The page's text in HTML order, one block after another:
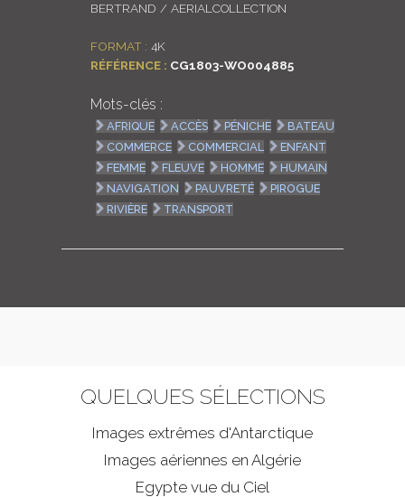
BERTRAND / AERIALCOLLECTION
FORMAT : 4K
RÉFÉRENCE : CG1803-WO004885
Mots-clés :
AFRIQUE ACCÈS PÉNICHE
BATEAU
COMMERCE
COMMERCIAL
ENFANT
FEMME
FLEUVE HOMME
HUMAIN
NAVIGATION
PAUVRETÉ
PIROGUE
RIVIÈRE
TRANSPORT
QUELQUES SÉLECTIONS
Images extrêmes d'Antarctique
Images aériennes en Algérie
Egypte vue du Ciel